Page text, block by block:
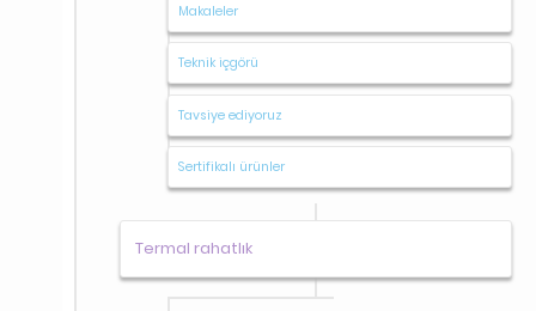
Makaleler
Teknik içgörü
Tavsiye ediyoruz
Sertifikalı ürünler
Termal rahatlık